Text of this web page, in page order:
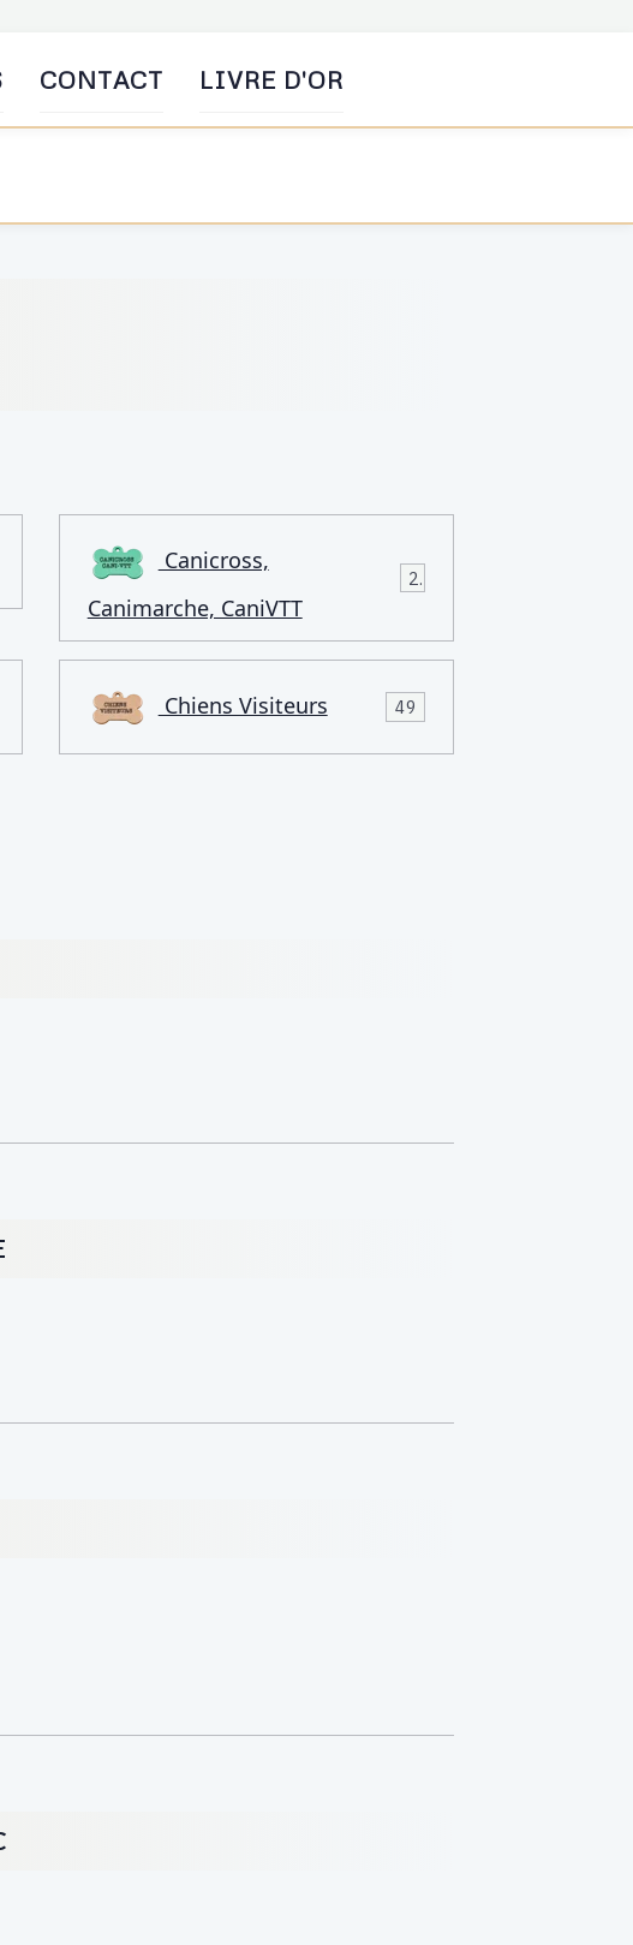
CONTACT LIVRE D'OR
Canicross,
Canimarche, CaniVTT
2
Chiens Visiteurs 49